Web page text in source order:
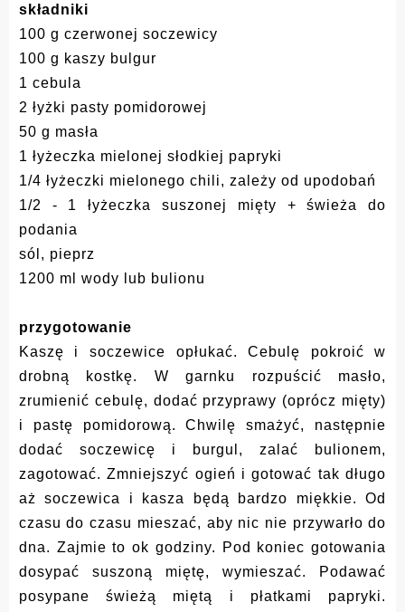
składniki
100 g czerwonej soczewicy
100 g kaszy bulgur
1 cebula
2 łyżki pasty pomidorowej
50 g masła
1 łyżeczka mielonej słodkiej papryki
1/4 łyżeczki mielonego chili, zależy od upodobań
1/2 - 1 łyżeczka suszonej mięty + świeża do
podania
sól, pieprz
1200 ml wody lub bulionu
przygotowanie
Kaszę i soczewice opłukać. Cebulę pokroić w
drobną kostkę. W garnku rozpuścić masło,
zrumienić cebulę, dodać przyprawy (oprócz mięty)
i pastę pomidorową. Chwilę smażyć, następnie
dodać soczewicę i burgul, zalać bulionem,
zagotować. Zmniejszyć ogień i gotować tak długo
aż soczewica i kasza będą bardzo miękkie. Od
czasu do czasu mieszać, aby nic nie przywarło do
dna. Zajmie to ok godziny. Pod koniec gotowania
dosypać suszoną miętę, wymieszać. Podawać
posypane świeżą miętą i płatkami papryki.